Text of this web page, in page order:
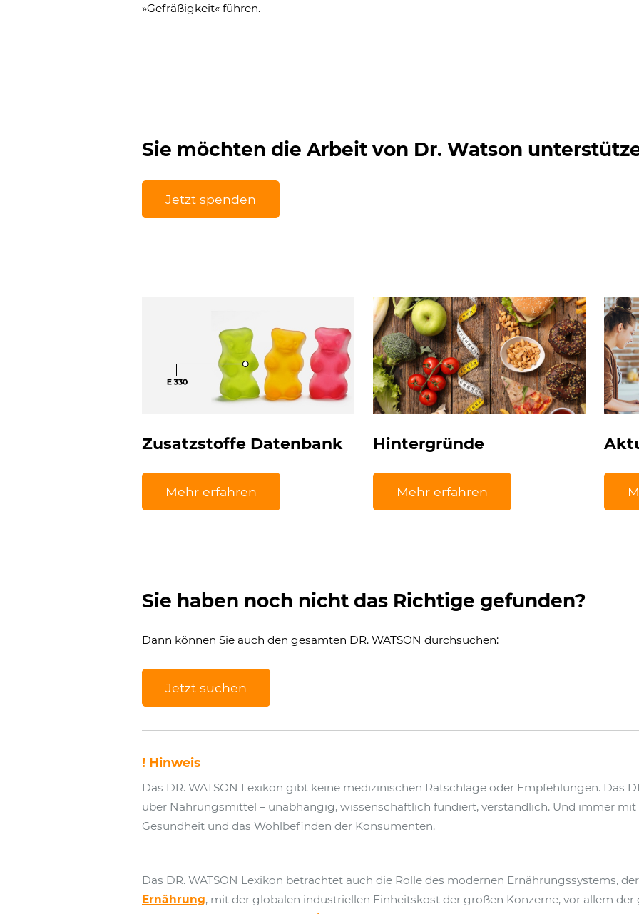
»Gefräßigkeit« führen.
Sie möchten die Arbeit von Dr. Watson
Jetzt spenden
Zusatzstoffe Datenbank
Mehr erfahren
Hintergründe
Mehr erfahren
Sie haben noch nicht das Richtige gefunden?
Dann können Sie auch den gesamten DR. WATSON durchsuchen:
Jetzt suchen
! Hinweis
Das DR. WATSON Lexikon gibt keine medizinischen Ratschläge oder Empfehlungen. Das
über Nahrungsmittel – unabhängig, wissenschaftlich fundiert, verständlich. Und immer mit
Gesundheit und das Wohlbefinden der Konsumenten.
Das DR. WATSON Lexikon betrachtet auch die Rolle des modernen Ernährungssystems,
Ernährung, mit der globalen industriellen Einheitskost der großen Konzerne, vor allem